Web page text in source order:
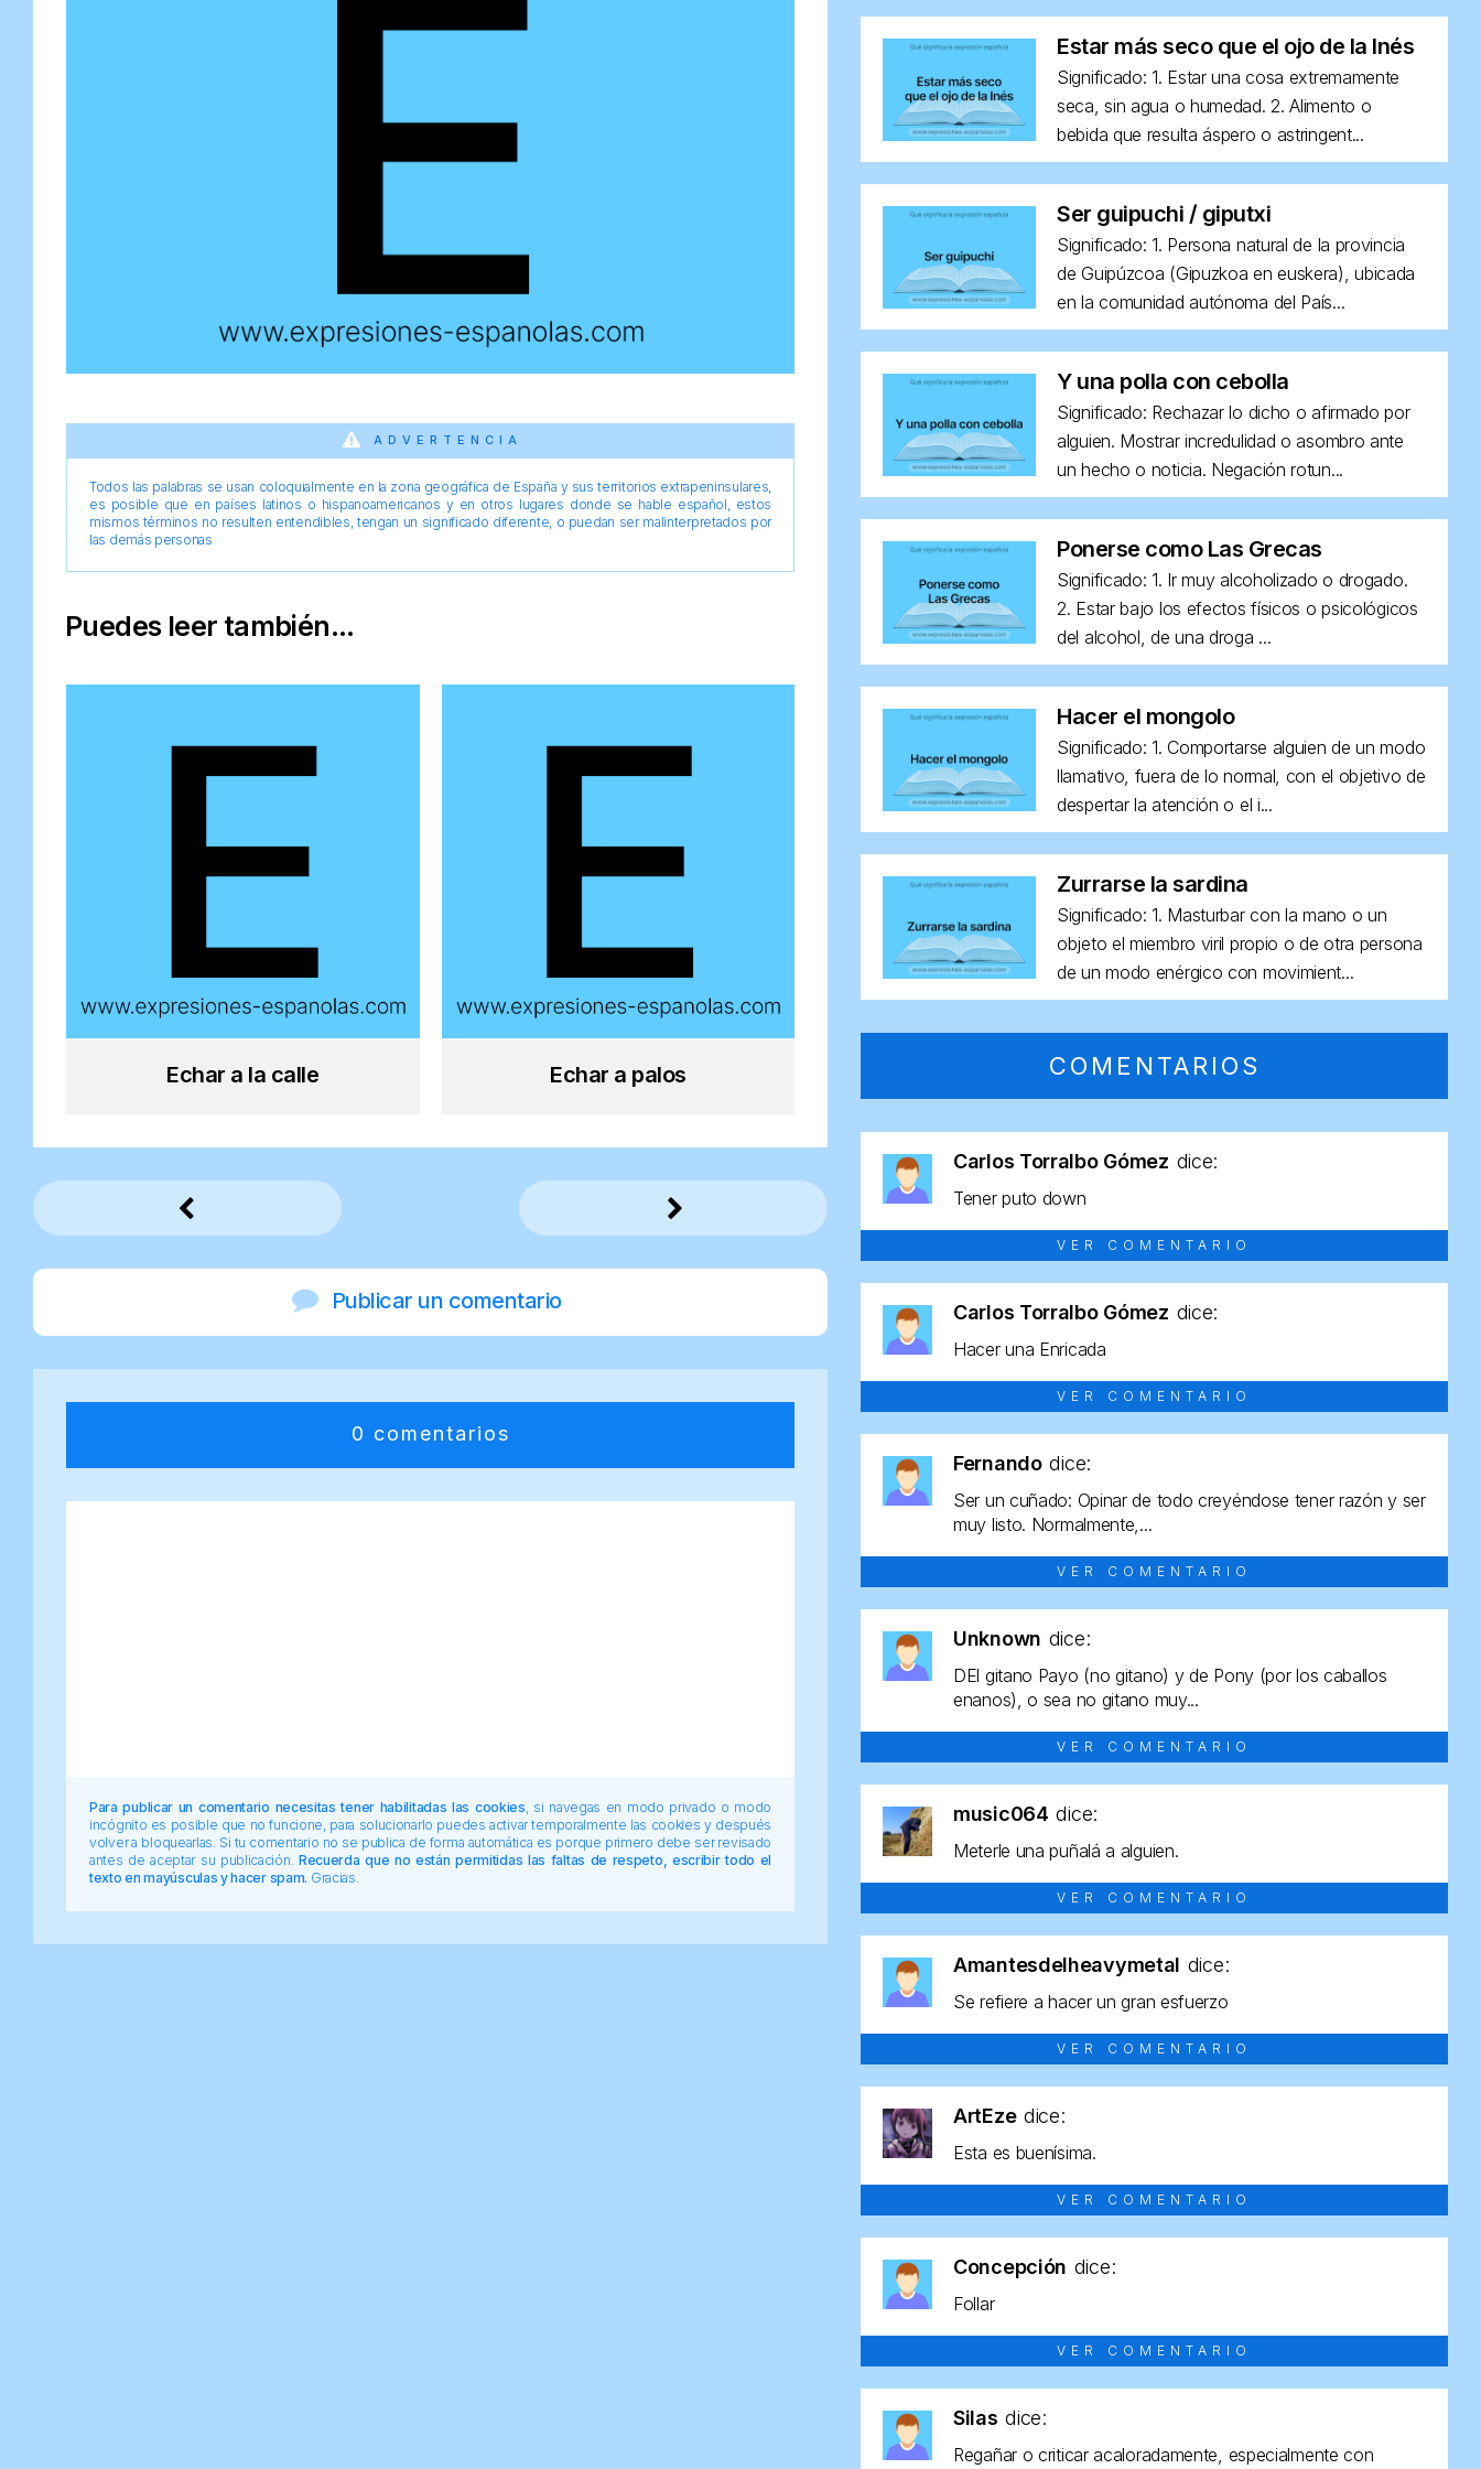
ADVERTENCIA
Todos las palabras se usan coloquialmente en la zona geográfica de España y sus territorios extrapeninsulares,
es posible que en países latinos o hispanoamericanos y en otros lugares donde se hable español, estos
mismos términos no resulten entendibles, tengan un significado diferente, o puedan ser malinterpretados por
las demás personas
Puedes leer también...
Echar a la calle Echar a palos
Publicar un comentario
0 comentarios
Para publicar un comentario necesitas tener habilitadas las cookies , si navegas en modo privado o modo
incógnito es posible que no funcione, para solucionarlo puedes activar temporalmente las cookies y después
volver a bloquearlas. Si tu comentario no se publica de forma automática es porque primero debe ser revisado
antes de aceptar su publicación. Recuerda que no están permitidas las faltas de respeto, escribir todo el
texto en mayúsculas y hacer spam. Gracias.
Estar más seco que el ojo de la Inés
Significado: 1. Estar una cosa extremamente
seca, sin agua o humedad. 2. Alimento o
bebida que resulta áspero o astringent...
Ser guipuchi / giputxi
Significado: 1. Persona natural de la provincia
de Guipúzcoa (Gipuzkoa en euskera), ubicada
en la comunidad autónoma del País...
Y una polla con cebolla
Significado: Rechazar lo dicho o afirmado por
alguien. Mostrar incredulidad o asombro ante
un hecho o noticia. Negación rotun...
Ponerse como Las Grecas
Significado: 1. Ir muy alcoholizado o drogado.
2. Estar bajo los efectos físicos o psicológicos
del alcohol, de una droga ...
Hacer el mongolo
Significado: 1. Comportarse alguien de un modo
llamativo, fuera de lo normal, con el objetivo de
despertar la atención o el i...
Zurrarse la sardina
Significado: 1. Masturbar con la mano o un
objeto el miembro viril propio o de otra persona
de un modo enérgico con movimient...
COMENTARIOS
Carlos Torralbo Gómez dice:
Tener puto down
VER COMENTARIO
Carlos Torralbo Gómez dice:
Hacer una Enricada
VER COMENTARIO
Fernando dice:
Ser un cuñado: Opinar de todo creyéndose tener razón y ser
muy listo. Normalmente,...
VER COMENTARIO
Unknown dice:
DEl gitano Payo (no gitano) y de Pony (por los caballos
enanos), o sea no gitano muy...
VER COMENTARIO
music064 dice:
Meterle una puñalá a alguien.
VER COMENTARIO
Amantesdelheavymetal dice:
Se refiere a hacer un gran esfuerzo
VER COMENTARIO
ArtEze dice:
Esta es buenísima.
VER COMENTARIO
Concepción dice:
Follar
VER COMENTARIO
Silas dice:
Regañar o criticar acaloradamente, especialmente con